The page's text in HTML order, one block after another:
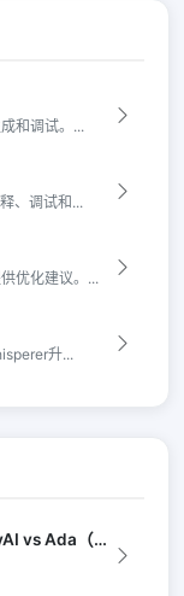
和调试。...
、调试和...
优化建议。...
升...
AI全渠道客服评测：Forethought vs PolyAI vs Ada（G...